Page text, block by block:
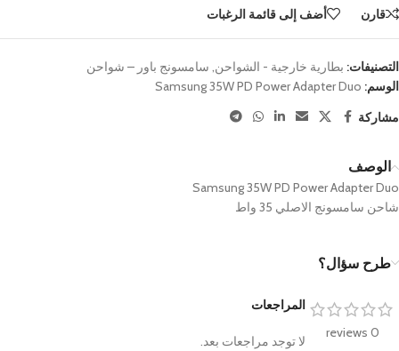
قارن
أضف إلى قائمة الرغبات
التصنيفات: بطارية خارجية - الشواحن, سامسونج باور – شواحن
الوسم: Samsung 35W PD Power Adapter Duo
مشاركة
الوصف
Samsung 35W PD Power Adapter Duo
شاحن سامسونج الاصلي 35 واط
طرح سؤال؟
0 reviews
المراجعات
لا توجد مراجعات بعد.